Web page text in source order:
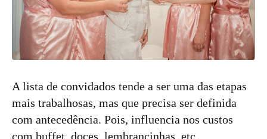
A lista de convidados tende a ser uma das etapas
mais trabalhosas, mas que precisa ser definida
com antecedência. Pois, influencia nos custos
com buffet, doces, lembrancinhas, etc.